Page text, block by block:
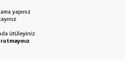
yapınız
ütüleyiniz